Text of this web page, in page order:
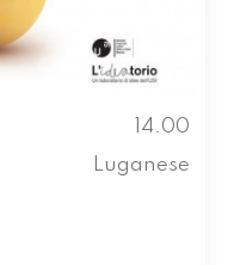
14.00
Luganese